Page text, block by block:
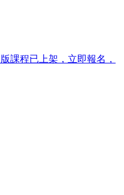
課程已上架，立即報名，